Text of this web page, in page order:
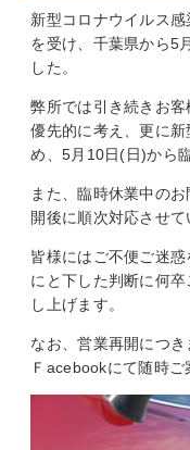
新型コロナウイルス
を受け、千葉県から5
した。
弊所では引き続きお
優先的に考え、更に
め、5月10日(日)から
また、臨時休業中の
開後に順次対応させて
皆様にはご不便ご迷
にと下した判断に何
し上げます。
なお、営業再開につ
Ｆacebookにて随時ご